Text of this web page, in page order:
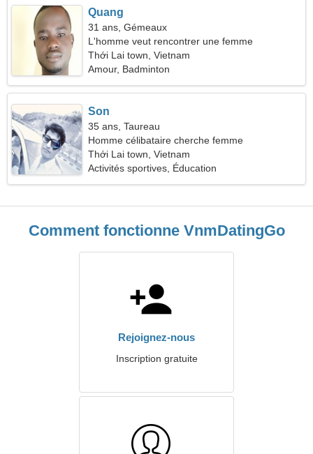
Quang
31 ans, Gémeaux
L'homme veut rencontrer une femme
Thới Lai town, Vietnam
Amour, Badminton
Son
35 ans, Taureau
Homme célibataire cherche femme
Thới Lai town, Vietnam
Activités sportives, Éducation
Comment fonctionne VnmDatingGo
Rejoignez-nous
Inscription gratuite